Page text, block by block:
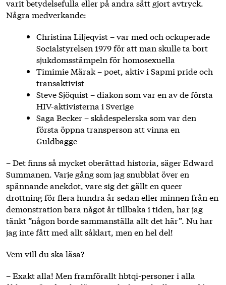
varit betydelsefulla eller på andra sätt gjort avtryck.
Några medverkande:
Christina Liljeqvist – var med och ockuperade
Socialstyrelsen 1979 för att man skulle ta bort
sjukdomsstämpeln för homosexuella
Timimie Märak – poet, aktiv i Sapmi pride och
transaktivist
Steve Sjöquist – diakon som var en av de första
HIV-aktivisterna i Sverige
Saga Becker – skådespelerska som var den
första öppna transperson att vinna en
Guldbagge
– Det finns så mycket oberättad historia, säger Edward
Summanen. Varje gång som jag snubblat över en
spännande anekdot, vare sig det gällt en queer
drottning för flera hundra år sedan eller minnen från en
demonstration bara något år tillbaka i tiden, har jag
tänkt ”någon borde sammanställa allt det här”. Nu har
jag inte fått med allt såklart, men en hel del!
Vem vill du ska läsa?
– Exakt alla! Men framförallt hbtqi-personer i alla